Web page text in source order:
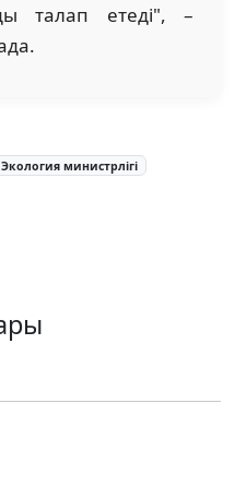
талап етеді", –
Экология министрлігі